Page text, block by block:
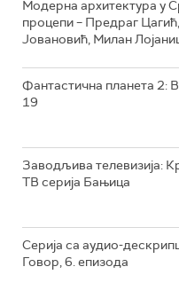
Модерна архитектура у
процепи – Предраг
Јовановић, Милан
Фантастична планета 2:
19
Заводљива телевизија:
ТВ серија Бањица
Серија са аудио-
Говор, 6. епизода